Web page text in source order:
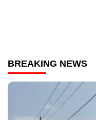
BREAKING NEWS